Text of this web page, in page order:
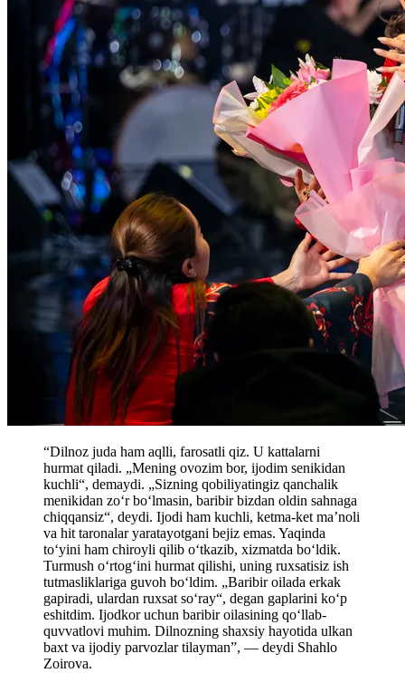
“Dilnoz juda ham aqlli, farosatli qiz. U kattalarni
hurmat qiladi. „Mening ovozim bor, ijodim senikidan
kuchli“, demaydi. „Sizning qobiliyatingiz qanchalik
menikidan zo‘r bo‘lmasin, baribir bizdan oldin sahnaga
chiqqansiz“, deydi. Ijodi ham kuchli, ketma-ket ma’noli
va hit taronalar yaratayotgani bejiz emas. Yaqinda
to‘yini ham chiroyli qilib o‘tkazib, xizmatda bo‘ldik.
Turmush o‘rtog‘ini hurmat qilishi, uning ruxsatisiz ish
tutmasliklariga guvoh bo‘ldim. „Baribir oilada erkak
gapiradi, ulardan ruxsat so‘ray“, degan gaplarini ko‘p
eshitdim. Ijodkor uchun baribir oilasining qo‘llab-
quvvatlovi muhim. Dilnozning shaxsiy hayotida ulkan
baxt va ijodiy parvozlar tilayman”, — deydi Shahlo
Zoirova.